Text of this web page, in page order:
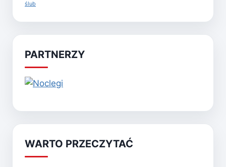
ślub
PARTNERZY
WARTO PRZECZYTAĆ